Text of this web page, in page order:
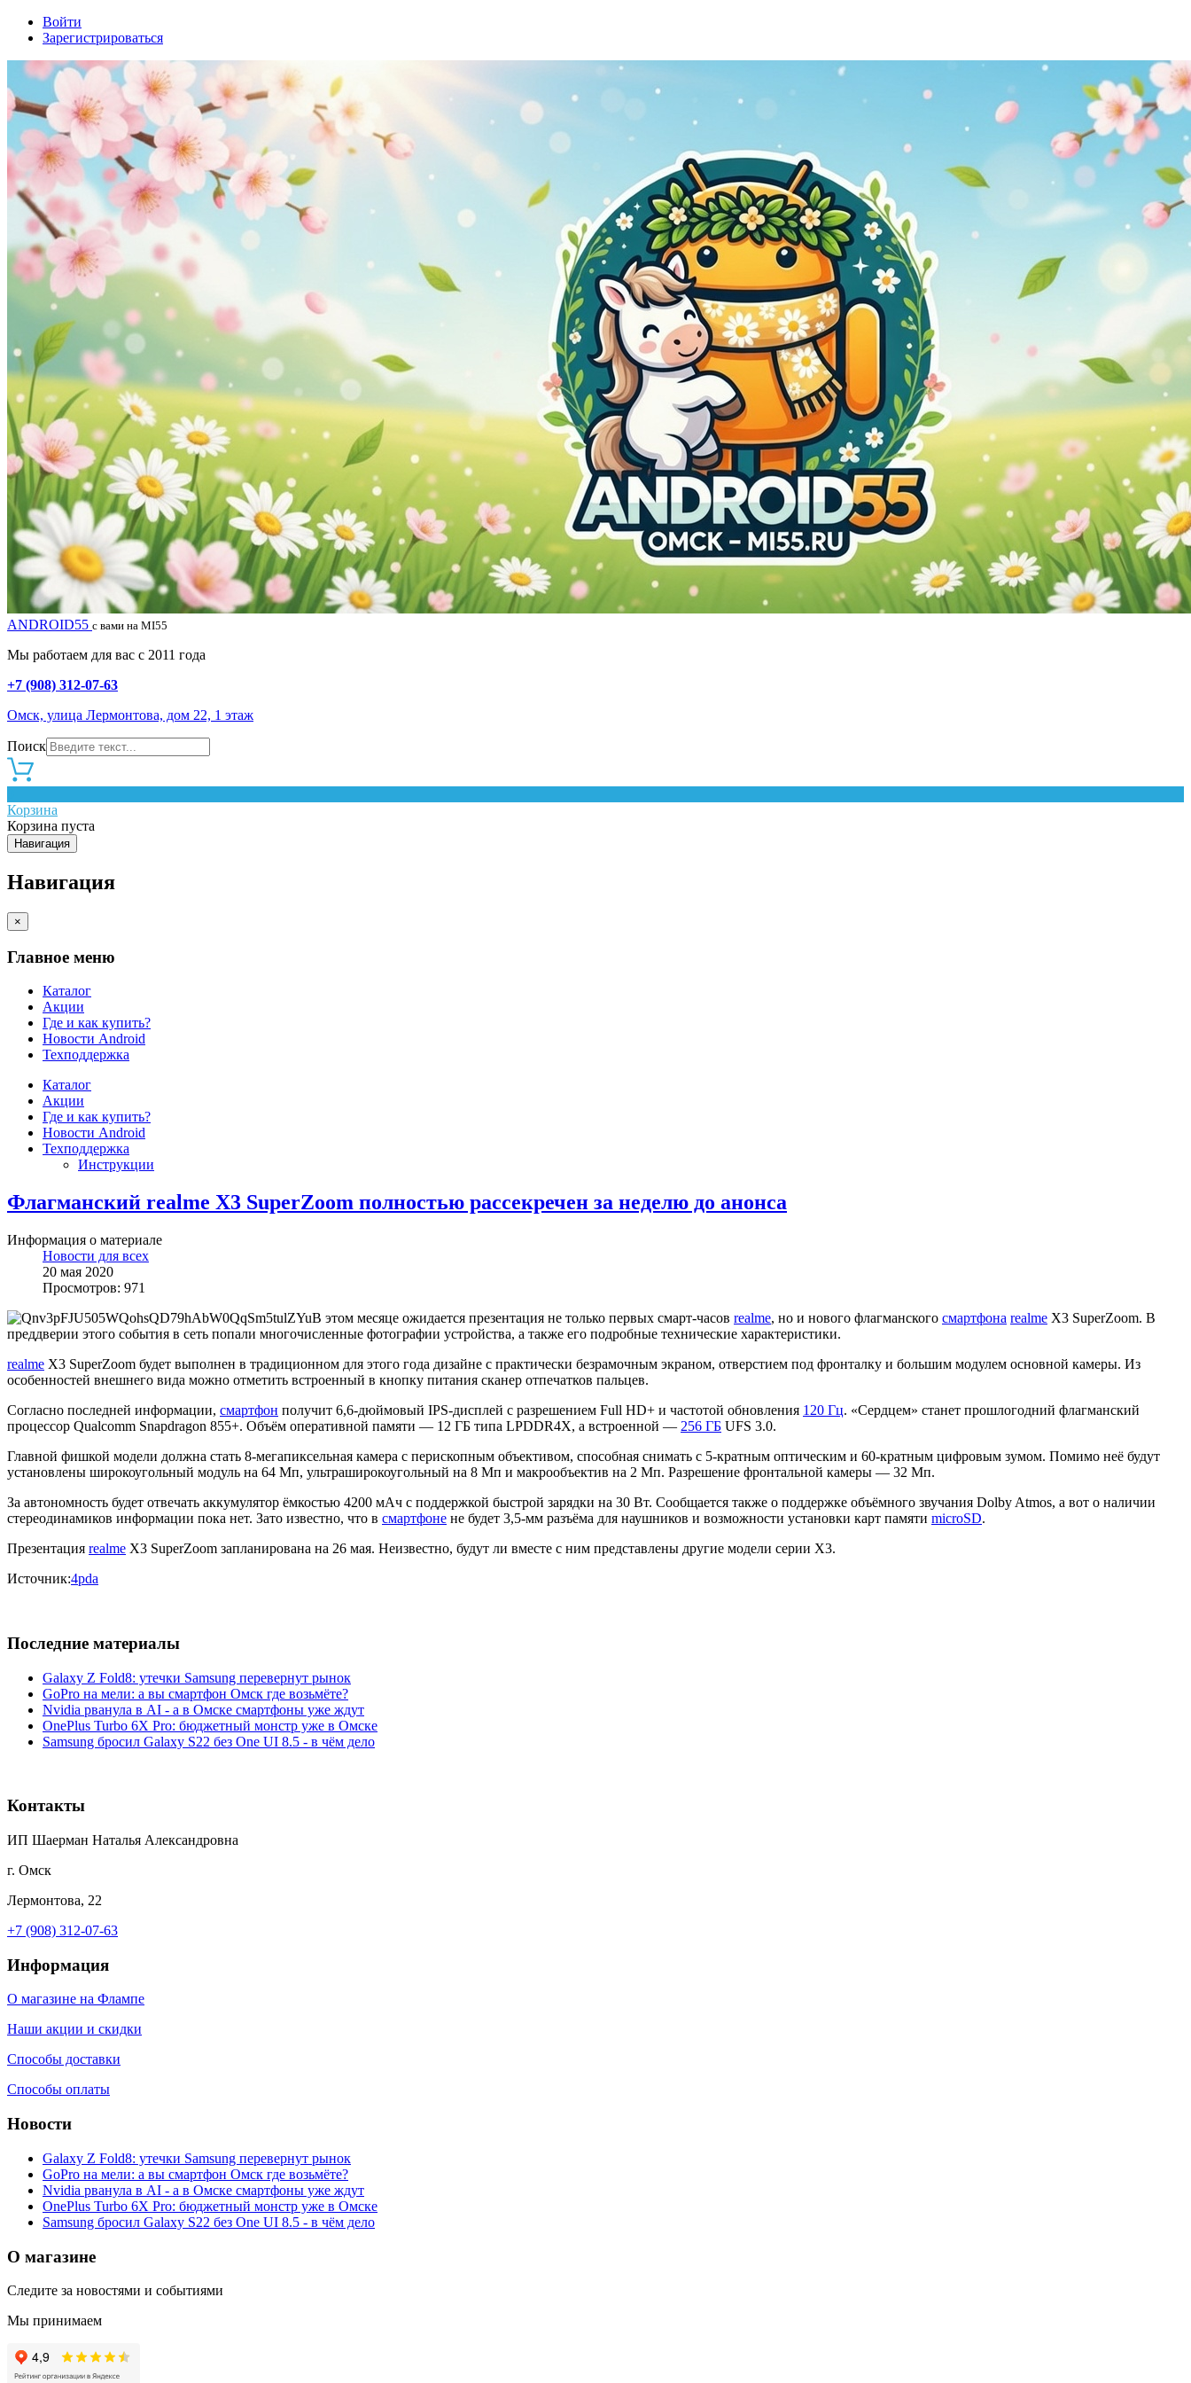
Войти
Зарегистрироваться
ANDROID55 с вами на MI55
Мы работаем для вас с 2011 года
+7 (908) 312-07-63
Омск, улица Лермонтова, дом 22, 1 этаж
Поиск
Корзина
Корзина пуста
Навигация
Навигация
×
Главное меню
Каталог
Акции
Где и как купить?
Новости Android
Техподдержка
Каталог
Акции
Где и как купить?
Новости Android
Техподдержка
Инструкции
Флагманский realme X3 SuperZoom полностью рассекречен за неделю до анонса
Информация о материале
Новости для всех
20 мая 2020
Просмотров: 971
В этом месяце ожидается презентация не только первых смарт-часов realme, но и нового флагманского смартфона realme X3 SuperZoom. В
преддверии этого события в сеть попали многочисленные фотографии устройства, а также его подробные технические характеристики.
realme X3 SuperZoom будет выполнен в традиционном для этого года дизайне с практически безрамочным экраном, отверстием под фронталку и большим модулем основной камеры. Из
особенностей внешнего вида можно отметить встроенный в кнопку питания сканер отпечатков пальцев.
Согласно последней информации, смартфон получит 6,6-дюймовый IPS-дисплей с разрешением Full HD+ и частотой обновления 120 Гц. «Сердцем» станет прошлогодний флагманский
процессор Qualcomm Snapdragon 855+. Объём оперативной памяти — 12 ГБ типа LPDDR4X, а встроенной — 256 ГБ UFS 3.0.
Главной фишкой модели должна стать 8-мегапиксельная камера с перископным объективом, способная снимать с 5-кратным оптическим и 60-кратным цифровым зумом. Помимо неё будут
установлены широкоугольный модуль на 64 Мп, ультраширокоугольный на 8 Мп и макрообъектив на 2 Мп. Разрешение фронтальной камеры — 32 Мп.
За автономность будет отвечать аккумулятор ёмкостью 4200 мАч с поддержкой быстрой зарядки на 30 Вт. Сообщается также о поддержке объёмного звучания Dolby Atmos, а вот о наличии
стереодинамиков информации пока нет. Зато известно, что в смартфоне не будет 3,5-мм разъёма для наушников и возможности установки карт памяти microSD.
Презентация realme X3 SuperZoom запланирована на 26 мая. Неизвестно, будут ли вместе с ним представлены другие модели серии X3.
Источник:4pda
Последние материалы
Galaxy Z Fold8: утечки Samsung перевернут рынок
GoPro на мели: а вы смартфон Омск где возьмёте?
Nvidia рванула в AI - а в Омске смартфоны уже ждут
OnePlus Turbo 6X Pro: бюджетный монстр уже в Омске
Samsung бросил Galaxy S22 без One UI 8.5 - в чём дело
Контакты
ИП Шаерман Наталья Александровна
г. Омск
Лермонтова, 22
+7 (908) 312-07-63
Информация
О магазине на Флампе
Наши акции и скидки
Способы доставки
Способы оплаты
Новости
Galaxy Z Fold8: утечки Samsung перевернут рынок
GoPro на мели: а вы смартфон Омск где возьмёте?
Nvidia рванула в AI - а в Омске смартфоны уже ждут
OnePlus Turbo 6X Pro: бюджетный монстр уже в Омске
Samsung бросил Galaxy S22 без One UI 8.5 - в чём дело
О магазине
Следите за новостями и событиями
Мы принимаем